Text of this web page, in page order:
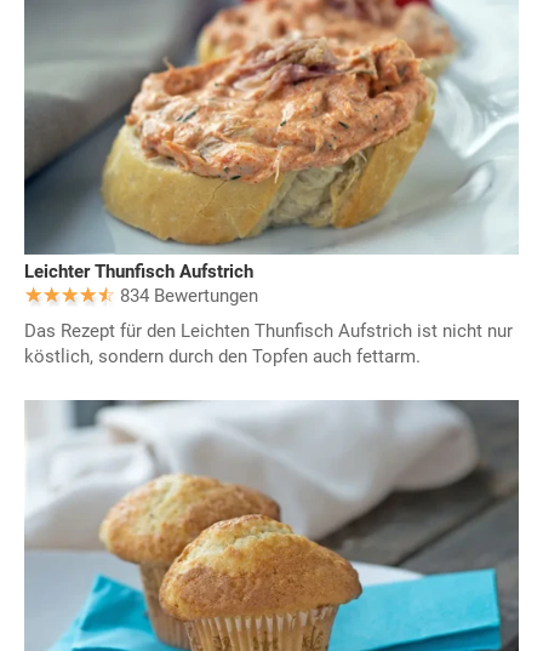
Leichter Thunfisch Aufstrich
834 Bewertungen
Das Rezept für den Leichten Thunfisch Aufstrich ist nicht nur
köstlich, sondern durch den Topfen auch fettarm.